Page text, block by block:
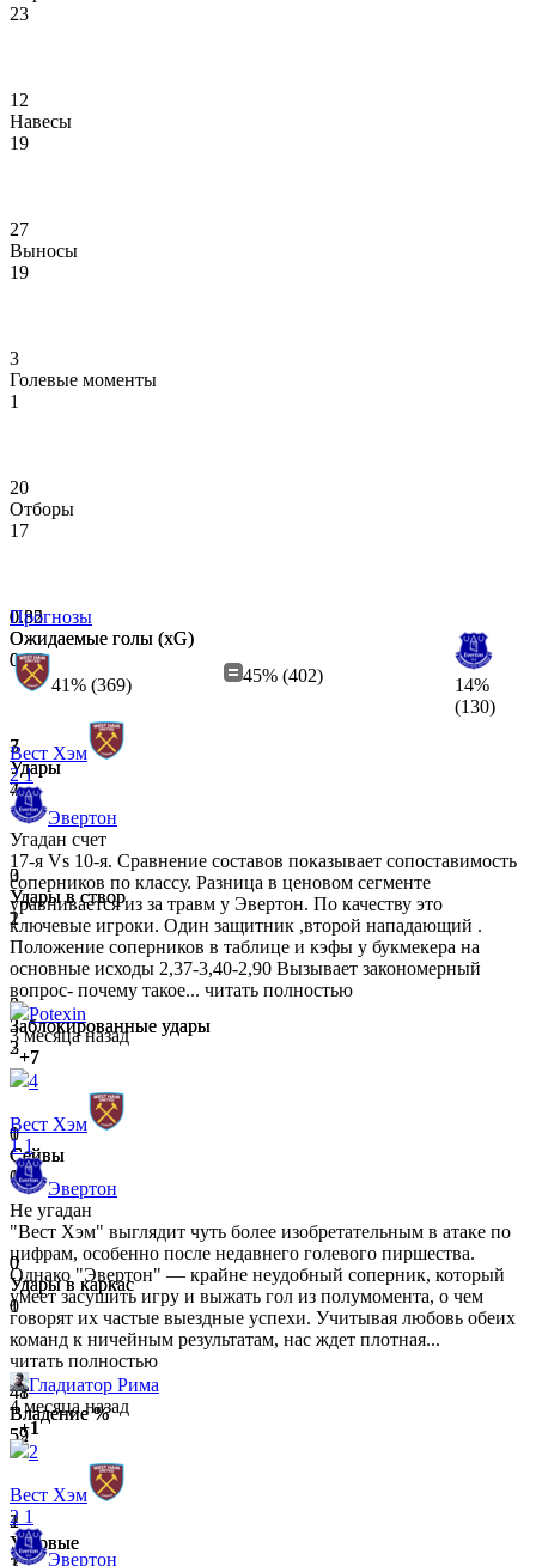
23
12
Навесы
19
27
Выносы
19
3
Голевые моменты
1
20
Отборы
17
0.32
Ожидаемые голы (xG)
0.67
7
Удары
4
0
Удары в створ
1
3
Заблокированные удары
2
1
Сейвы
0
0
Удары в каркас
0
48
Владение %
52
2
Угловые
0.85
Ожидаемые голы (xG)
0.73
3
Удары
7
3
Удары в створ
2
0
Заблокированные удары
3
0
Сейвы
1
0
Удары в каркас
1
41
Владение %
59
1
Угловые
Прогнозы
41% (369) 45% (402)
14%
(130)
Вест Хэм
2 1
Эвертон
Угадан счет
17-я Vs 10-я. Сравнение составов показывает сопоставимость
соперников по классу. Разница в ценовом сегменте
уравнивается из за травм у Эвертон. По качеству это
ключевые игроки. Один защитник ,второй нападающий .
Положение соперников в таблице и кэфы у букмекера на
основные исходы 2,37-3,40-2,90 Вызывает закономерный
вопрос- почему такое... читать полностью
Potexin
3 месяца назад
+7
4
Вест Хэм
1 1
Эвертон
Не угадан
"Вест Хэм" выглядит чуть более изобретательным в атаке по
цифрам, особенно после недавнего голевого пиршества.
Однако "Эвертон" — крайне неудобный соперник, который
умеет засушить игру и выжать гол из полумомента, о чем
говорят их частые выездные успехи. Учитывая любовь обеих
команд к ничейным результатам, нас ждет плотная...
читать полностью
Гладиатор Рима
4 месяца назад
+1
2
Вест Хэм
2 1
Эвертон